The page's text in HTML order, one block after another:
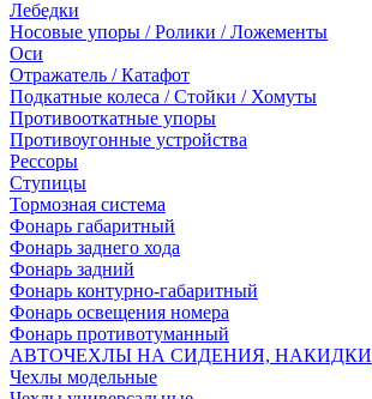
Лебедки
Носовые упоры / Ролики / Ложементы
Оси
Отражатель / Катафот
Подкатные колеса / Стойки / Хомуты
Противооткатные упоры
Противоугонные устройства
Рессоры
Ступицы
Тормозная система
Фонарь габаритный
Фонарь заднего хода
Фонарь задний
Фонарь контурно-габаритный
Фонарь освещения номера
Фонарь противотуманный
АВТОЧЕХЛЫ НА СИДЕНИЯ, НАКИДКИ
Чехлы модельные